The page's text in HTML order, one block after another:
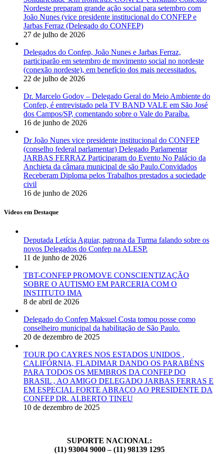
Nordeste preparam grande ação social para setembro com
João Nunes (vice presidente institucional do CONFEP e
Jarbas Ferraz (Delegado do CONFEP)
27 de julho de 2026
Delegados do Confep, João Nunes e Jarbas Ferraz,
participarão em setembro de movimento social no nordeste
(conexão nordeste), em benefício dos mais necessitados.
22 de julho de 2026
Dr. Marcelo Godoy – Delegado Geral do Meio Ambiente do
Confep, é entrevistado pela TV BAND VALE em São José
dos Campos/SP, comentando sobre o Vale do Paraíba.
16 de junho de 2026
Dr João Nunes vice presidente institucional do CONFEP
(conselho federal parlamentar) Delegado Parlamentar
JARBAS FERRAZ Participaram do Evento No Palácio da
Anchieta da câmara municipal de são Paulo.Convidados
Receberam Diploma pelos Trabalhos prestados a sociedade
civil
16 de junho de 2026
Vídeos em Destaque
Deputada Letícia Aguiar, patrona da Turma falando sobre os
novos Delegados do Confep na ALESP.
11 de junho de 2026
TBT-CONFEP PROMOVE CONSCIENTIZAÇÃO
SOBRE O AUTISMO EM PARCERIA COM O
INSTITUTO IMA
8 de abril de 2026
Delegado do Confep Maksuel Costa tomou posse como
conselheiro municipal da habilitação de São Paulo.
20 de dezembro de 2025
TOUR DO CAYRES NOS ESTADOS UNIDOS ,
CALIFÓRNIA, FLADIMAR DANDO OS PARABÉNS
PARA TODOS OS MEMBROS DA CONFEP DO
BRASIL , AO AMIGO DELEGADO JARBAS FERRAS E
EM ESPECIAL FORTE ABRAÇO AO PRESIDENTE DA
CONFEP DR. ALBERTO TINEU
10 de dezembro de 2025
SUPORTE NACIONAL:
(11) 93004 9000 – (11) 98139 1295